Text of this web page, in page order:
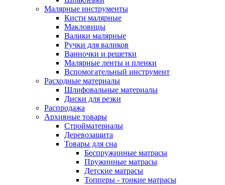
Малярные инструменты
Кисти малярные
Макловицы
Валики малярные
Ручки для валиков
Ванночки и решетки
Малярные ленты и пленки
Вспомогательный инструмент
Расходные материалы
Шлифовальные материалы
Диски для резки
Распродажа
Архивные товары
Стройматериалы
Деревозащита
Товары для сна
Беспружинные матрасы
Пружинные матрасы
Детские матрасы
Топперы - тонкие матрасы